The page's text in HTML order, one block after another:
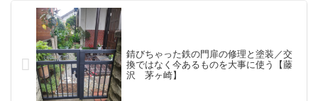
錆びちゃった鉄の門扉の修理と塗装／交
換ではなく今あるものを大事に使う【藤
沢 茅ヶ崎】